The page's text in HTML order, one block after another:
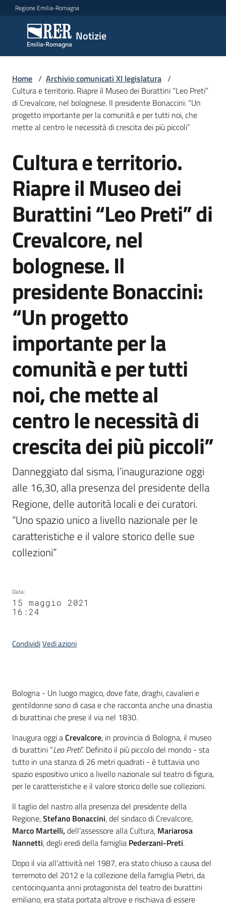
Vai al contenuto
Vai alla navigazione
Vai al footer
Regione Emilia-Romagna
Notizie
Notizie
Comunicati
stampa
Cerca
un
Risorse
Agenzia
di
informazione
e
comunicazione
Seguici
su
Home / Archivio comunicati XI legislatura /
Cultura e territorio. Riapre il Museo dei Burattini “Leo Preti”
di Crevalcore, nel bolognese. Il presidente Bonaccini: “Un
progetto importante per la comunità e per tutti noi, che
mette al centro le necessità di crescita dei più piccoli”
Salta al contenuto
Cultura e territorio.
Riapre il Museo dei
Burattini “Leo Preti” di
Crevalcore, nel
bolognese. Il
presidente Bonaccini:
“Un progetto
importante per la
comunità e per tutti
noi, che mette al
centro le necessità di
crescita dei più piccoli”
Danneggiato dal sisma, l’inaugurazione oggi
alle 16,30, alla presenza del presidente della
Regione, delle autorità locali e dei curatori.
“Uno spazio unico a livello nazionale per le
caratteristiche e il valore storico delle sue
collezioni”
Data:
15 maggio 2021
16:24
CondividiVedi azioni
Contenuto
Bologna - Un luogo magico, dove fate, draghi, cavalieri e
gentildonne sono di casa e che racconta anche una dinastia
di burattinai che prese il via nel 1830.
Inaugura oggi aCrevalcore, in provincia di Bologna, il museo
di burattini “Leo Preti”. Definito il più piccolo del mondo - sta
tutto in una stanza di 26 metri quadrati - è tuttavia uno
spazio espositivo unico a livello nazionale sul teatro di figura,
per le caratteristiche e il valore storico delle sue collezioni.
Il taglio del nastro alla presenza del presidente della
Regione,Stefano Bonaccini, del sindaco di Crevalcore,
Marco Martelli, dell’assessore alla Cultura, Mariarosa
Nannetti, degli eredi della famiglia Pederzani-Preti.
Dopo il via all’attività nel 1987, era stato chiuso a causa del
terremoto del 2012 e la collezione della famiglia Pietri, da
centocinquanta anni protagonista del teatro dei burattini
emiliano, era stata portata altrove e rischiava di essere